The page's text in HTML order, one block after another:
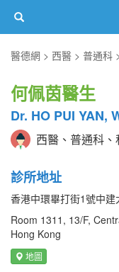
醫德網
西醫 普通科
何佩茵醫生
Dr. HO PUI YAN,
西醫、普通科
診所地址
香港中環畢打街1號中建
Room 1311, 13/F,
Hong Kong
地圖